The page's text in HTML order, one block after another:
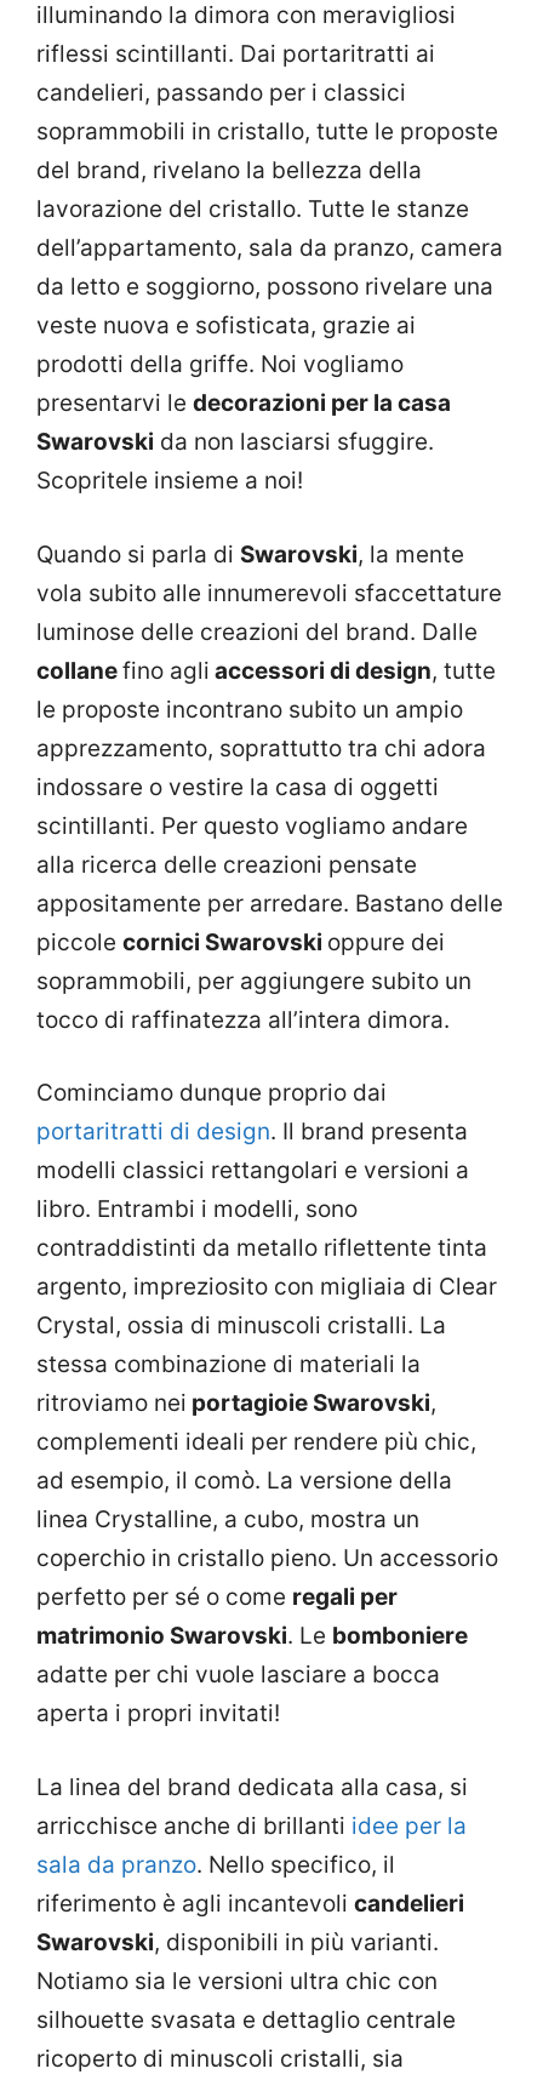
illuminando la dimora con meravigliosi
riflessi scintillanti. Dai portaritratti ai
candelieri, passando per i classici
soprammobili in cristallo, tutte le proposte
del brand, rivelano la bellezza della
lavorazione del cristallo. Tutte le stanze
dell’appartamento, sala da pranzo, camera
da letto e soggiorno, possono rivelare una
veste nuova e sofisticata, grazie ai
prodotti della griffe. Noi vogliamo
presentarvi le decorazioni per la casa
Swarovski da non lasciarsi sfuggire.
Scopritele insieme a noi!
Quando si parla di Swarovski, la mente
vola subito alle innumerevoli sfaccettature
luminose delle creazioni del brand. Dalle
collanefino agli accessori di design, tutte
le proposte incontrano subito un ampio
apprezzamento, soprattutto tra chi adora
indossare o vestire la casa di oggetti
scintillanti. Per questo vogliamo andare
alla ricerca delle creazioni pensate
appositamente per arredare. Bastano delle
piccole cornici Swarovski oppure dei
soprammobili, per aggiungere subito un
tocco di raffinatezza all’intera dimora.
Cominciamo dunque proprio dai
portaritratti di design. Il brand presenta
modelli classici rettangolari e versioni a
libro. Entrambi i modelli, sono
contraddistinti da metallo riflettente tinta
argento, impreziosito con migliaia di Clear
Crystal, ossia di minuscoli cristalli. La
stessa combinazione di materiali la
ritroviamo nei portagioie Swarovski,
complementi ideali per rendere più chic,
ad esempio, il comò. La versione della
linea Crystalline, a cubo, mostra un
coperchio in cristallo pieno. Un accessorio
perfetto per sé o come regali per
matrimonio Swarovski. Le bomboniere
adatte per chi vuole lasciare a bocca
aperta i propri invitati!
La linea del brand dedicata alla casa, si
arricchisce anche di brillanti idee per la
sala da pranzo. Nello specifico, il
riferimento è agli incantevoli candelieri
Swarovski, disponibili in più varianti.
Notiamo sia le versioni ultra chic con
silhouette svasata e dettaglio centrale
ricoperto di minuscoli cristalli, sia